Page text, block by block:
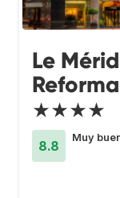
Le
Reforma
★★★★
8.8
Muy